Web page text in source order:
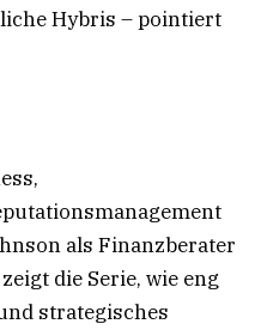
Hybris – pointiert
als Finanzberater
die Serie, wie eng
strategisches